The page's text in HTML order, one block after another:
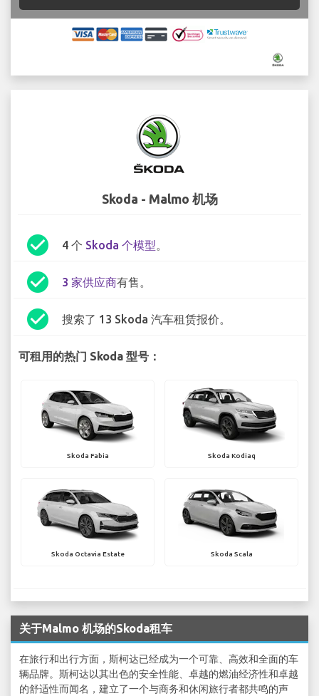
Skoda - Malmo 机场
check_circle 4 个 Skoda 个模型。
check_circle 3 家供应商有售。
check_circle 搜索了 13 Skoda 汽车租赁报价。
可租用的热门 Skoda 型号：
Skoda Fabia Skoda Kodiaq
Skoda Octavia Estate Skoda Scala
关于Malmo 机场的Skoda租车
在旅行和出行方面，斯柯达已经成为一个可靠、高效和全面的车
辆品牌。斯柯达以其出色的安全性能、卓越的燃油经济性和卓越
的舒适性而闻名，建立了一个与商务和休闲旅行者都共鸣的声